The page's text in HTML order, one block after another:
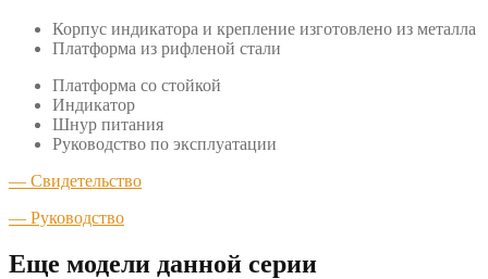
Корпус индикатора и крепление изготовлено из металла
Платформа из рифленой стали
Платформа со стойкой
Индикатор
Шнур питания
Руководство по эксплуатации
— Свидетельство
— Руководство
Еще модели данной серии